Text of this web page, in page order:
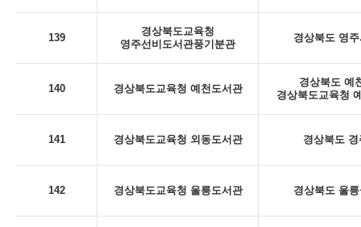
139
경상북도교육청
영주선비도서관풍기분관
경상북도 영
140 경상북도교육청 예천도서관
경상북도 예
경상북도교육청
141 경상북도교육청 외동도서관 경상북도
142 경상북도교육청 울릉도서관 경상북도 울